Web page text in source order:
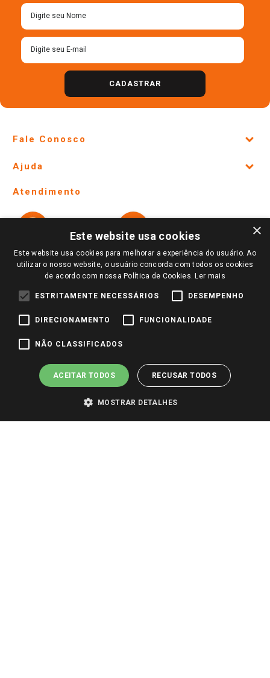
CADASTRAR
Fale Conosco
Lojas Físicas e Horários
Ofertas
Notícias
Perguntas frequentes
Trabalhe Conosco
Ajuda
Formas de Pagamento
Políticas de entrega
Trocas e Devoluções
Atendimento
Vendas Online
Ouvidoria
Redes Sociais
×
Este website usa cookies
Este website usa cookies para melhorar a experiência do usuário. Ao
utilizar o nosso website, o usuário concorda com todos os cookies
de acordo com nossa Política de Cookies. Ler mais
ESTRITAMENTE NECESSÁRIOS DESEMPENHO
DIRECIONAMENTO FUNCIONALIDADE
NÃO CLASSIFICADOS
ACEITAR TODOS RECUSAR TODOS
MOSTRAR DETALHES